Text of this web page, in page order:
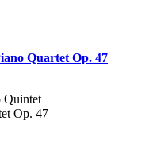
Quartet Op. 47